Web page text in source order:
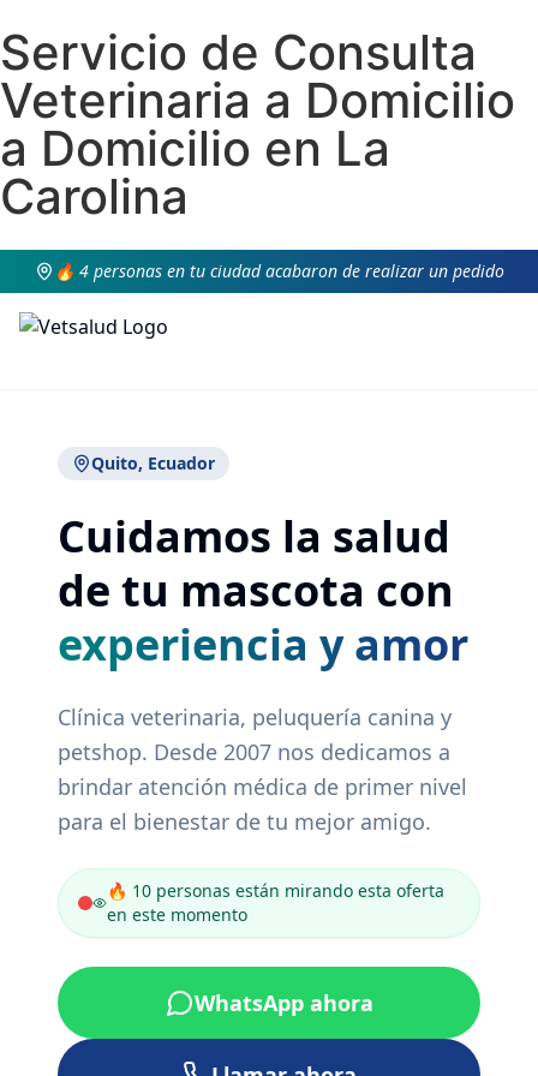
Servicio de Consulta
Veterinaria a Domicilio
a Domicilio en La
Carolina